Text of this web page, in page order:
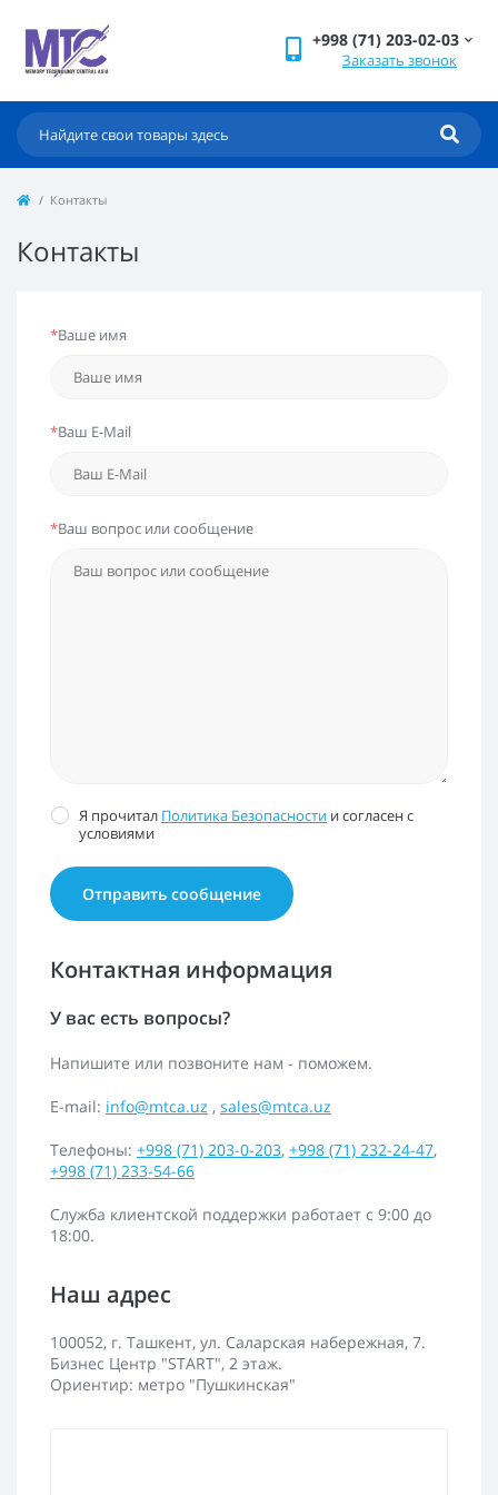
+998 (71) 203-02-03
Заказать звонок
Контакты
Контакты
*Ваше имя
*Ваш E-Mail
*Ваш вопрос или сообщение
Я прочитал Политика Безопасности и согласен с
условиями
Контактная информация
У вас есть вопросы?
Напишите или позвоните нам - поможем.
E-mail: info@mtca.uz , sales@mtca.uz
Телефоны: +998 (71) 203-0-203, +998 (71) 232-24-47,
+998 (71) 233-54-66
Служба клиентской поддержки работает с 9:00 до
18:00.
Наш адрес
100052, г. Ташкент, ул. Саларская набережная, 7.
Бизнес Центр "START", 2 этаж.
Ориентир: метро "Пушкинская"